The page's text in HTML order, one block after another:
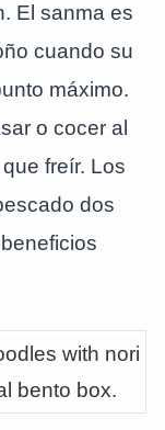
El sanma es
cuando su
máximo.
o cocer al
freír. Los
dos